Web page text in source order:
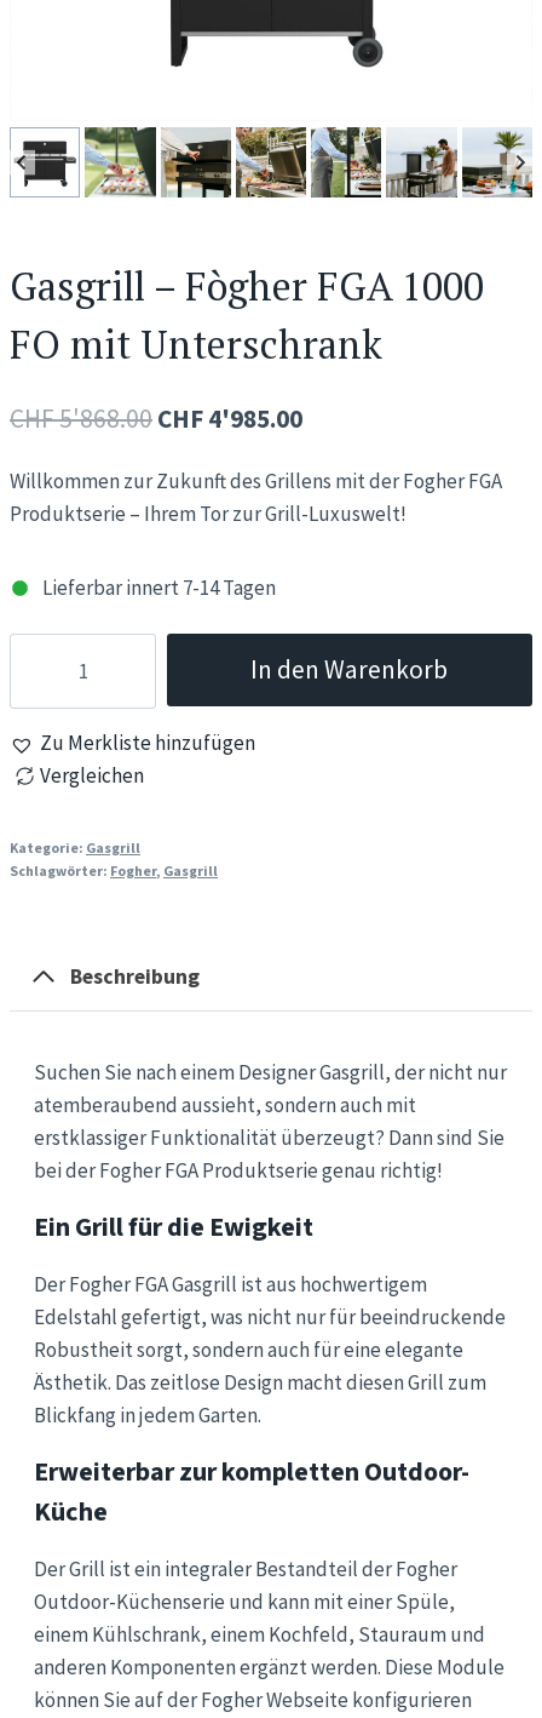
Gasgrill – Fògher FGA 1000
FO mit Unterschrank
CHF5'868.00Ursprünglicher
war:
CHF4'985.00Aktueller
ist:
Willkommen zur Zukunft des Grillens mit der Fogher FGA
Produktserie – Ihrem Tor zur Grill-Luxuswelt!
Lieferbar innert 7-14 Tagen
Fògher
FGA
1000
mit
Unterschrank
In den Warenkorb
Zu Merkliste hinzufügen
Vergleichen
Kategorie: Gasgrill
Schlagwörter: Fogher, Gasgrill
Beschreibung
Suchen Sie nach einem Designer Gasgrill, der nicht nur
atemberaubend aussieht, sondern auch mit
erstklassiger Funktionalität überzeugt? Dann sind Sie
bei der Fogher FGA Produktserie genau richtig!
Ein Grill für die Ewigkeit
Der Fogher FGA Gasgrill ist aus hochwertigem
Edelstahl gefertigt, was nicht nur für beeindruckende
Robustheit sorgt, sondern auch für eine elegante
Ästhetik. Das zeitlose Design macht diesen Grill zum
Blickfang in jedem Garten.
Erweiterbar zur kompletten Outdoor-
Küche
Der Grill ist ein integraler Bestandteil der Fogher
Outdoor-Küchenserie und kann mit einer Spüle,
einem Kühlschrank, einem Kochfeld, Stauraum und
anderen Komponenten ergänzt werden. Diese Module
können Sie auf der Fogher Webseite konfigurieren